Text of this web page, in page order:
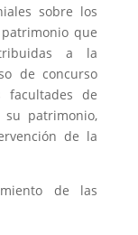
sobre los
que
a la
de concurso
facultades de
patrimonio,
de la
de las